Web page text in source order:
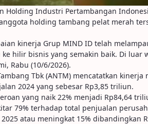
Holding Industri Pertambangan
holding tambang pelat merah
kinerja Grup MIND ID telah
hilir bisnis yang semakin baik. Di
Rabu (10/6/2026).
Tbk (ANTM) mencatatkan
2024 yang sebesar Rp3,85 triliun.
yang naik 22% menjadi Rp84,64
79% terhadap total penjualan
atau meningkat 15%